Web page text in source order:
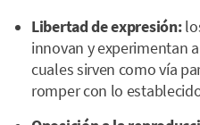
Libertad de expresión:
innovan y experimentan
cuales sirven como vía
romper con lo